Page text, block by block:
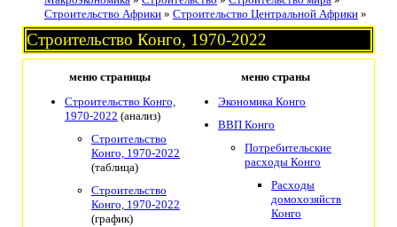
Строительство Африки » Строительство Центральной Африки »
Строительство Конго, 1970-2022
меню страницы
меню страны
Строительство Конго,
1970-2022 (анализ)
Строительство
Конго, 1970-2022
(таблица)
Строительство
Конго, 1970-2022
(график)
Экономика Конго
ВВП Конго
Потребительские
расходы Конго
Расходы
домохозяйств
Конго